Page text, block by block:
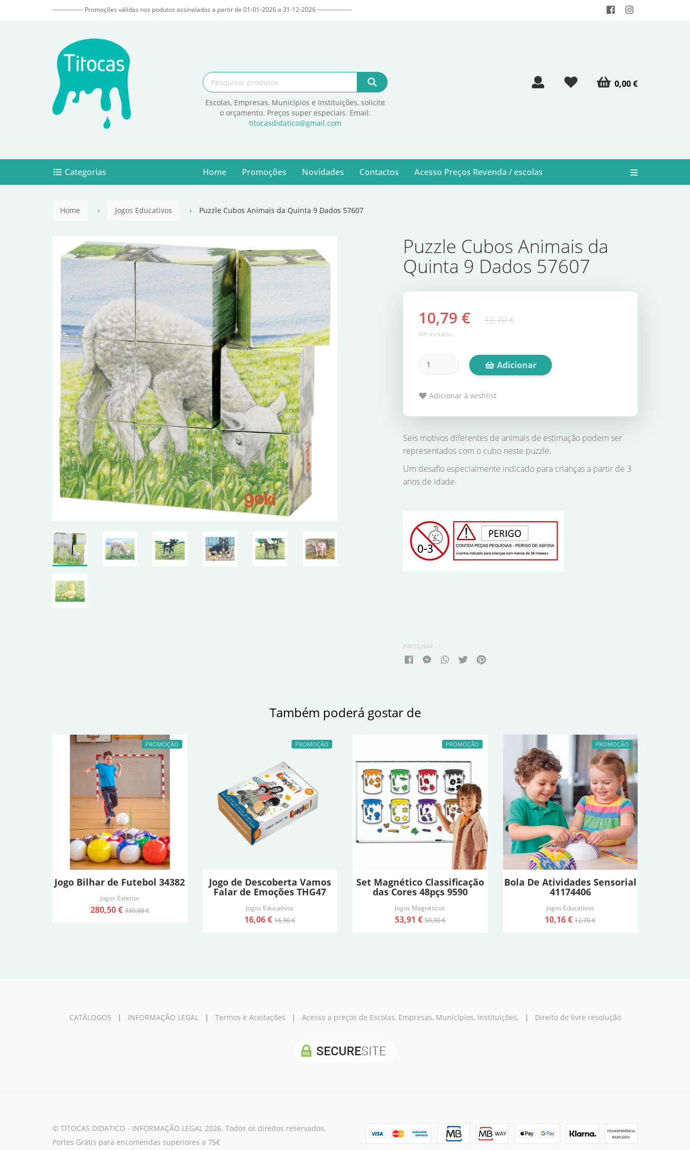
--------------- Promoções válidas nos podutos assinalados a partir de 01-01-2026 a 31-12-2026 -----------------
Escolas, Empresas, Municípios e Instituições, solicite
o orçamento. Preços super especiais. Email:
titocasdidatico@gmail.com
0,00 €
Home Promoções Novidades Contactos Acesso Preços Revenda / escolas
Categorias
Home Jogos Educativos Puzzle Cubos Animais da Quinta 9 Dados 57607
Puzzle Cubos Animais da
Quinta 9 Dados 57607
10,79 € 12,70 €
IVA incluído.
Adicionar
Adicionar à wishlist
Seis motivos diferentes de animais de estimação podem ser
representados com o cubo neste puzzle.
Um desafio especialmente indicado para crianças a partir de 3
anos de idade.
PARTILHAR
Também poderá gostar de
PROMOÇÃO
Jogo Bilhar de Futebol 34382
Jogos Exterior
280,50 €330,00 €
PROMOÇÃO
Jogo de Descoberta Vamos
Falar de Emoções THG47
Jogos Educativos
16,06 €16,90 €
PROMOÇÃO
Set Magnético Classificação
das Cores 48pçs 9590
Jogos Magnéticos
53,91 €59,90 €
PROMOÇÃO
Bola De Atividades Sensorial
41174406
Jogos Educativos
10,16 €12,70 €
CATÁLOGOS | INFORMAÇÃO LEGAL | Termos e Aceitações | Acesso a preços de Escolas, Empresas, Municípios, Instituições,| Direito de livre resolução
© TITOCAS DIDATICO - INFORMAÇÃO LEGAL 2026. Todos os direitos reservados.
Portes Grátis para encomendas superiores a 75€